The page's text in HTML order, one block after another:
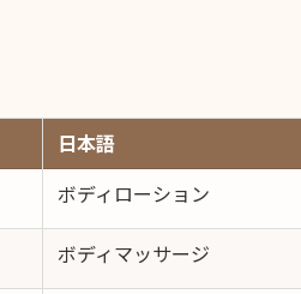
日本語
ボディローション
ボディマッサージ